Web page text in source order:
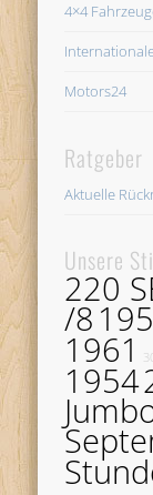
4×4
Motors24
Ratgeber
Aktuelle
Unsere
220
/8
1961
1954